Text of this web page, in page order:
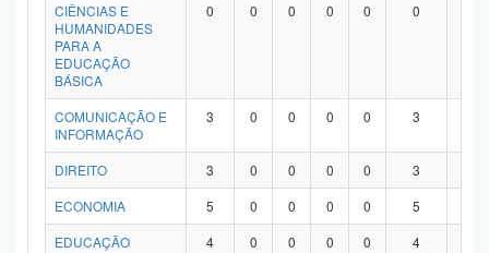
CIÊNCIAS E
HUMANIDADES
PARA A
EDUCAÇÃO
BÁSICA
0 0 0 0 0 0
COMUNICAÇÃO E
INFORMAÇÃO
3 0 0 0 0 3
DIREITO 3 0 0 0 0 3
ECONOMIA
5 0 0 0 0 5
EDUCAÇÃO
4 0 0 0 0 4